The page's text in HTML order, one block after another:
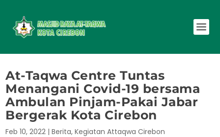
At-Taqwa Centre Tuntas
Menangani Covid-19 bersama
Ambulan Pinjam-Pakai Jabar
Bergerak Kota Cirebon
Feb 10, 2022 |Berita,Kegiatan Attaqwa Cirebon